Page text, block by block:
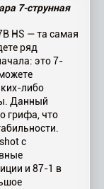
7-струнная
HS — та самая
ряд
это 7-
либо
Данный
грифа, что
с
и 87-1 в